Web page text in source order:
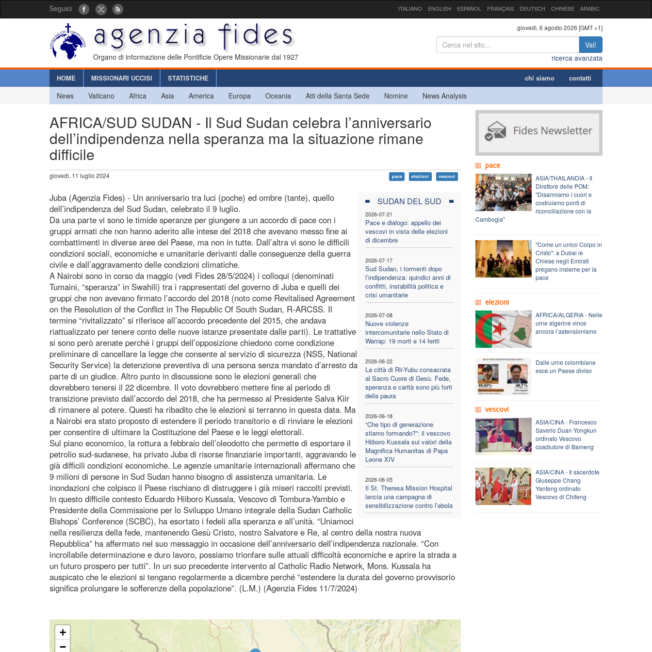
Seguici ITALIANO ENGLISH ESPAÑOL FRANÇAIS DEUTSCH CHINESE ARABIC
Organo di informazione delle Pontificie Opere Missionarie dal 1927
giovedì, 6 agosto 2026 [GMT +1]
Vai!
ricerca avanzata
HOME MISSIONARI UCCISI STATISTICHE chi siamo contatti
News Vaticano Africa Asia America Europa Oceania Atti della Santa Sede Nomine News Analysis
AFRICA/SUD SUDAN - Il Sud Sudan celebra l’anniversario
dell’indipendenza nella speranza ma la situazione rimane
difficile
giovedì, 11 luglio 2024 pace elezioni vescovi
SUDAN DEL SUD
2026-07-21
Pace e dialogo: appello dei
vescovi in vista delle elezioni
di dicembre
2026-07-17
Sud Sudan, i tormenti dopo
l’indipendenza: quindici anni di
conflitti, instabilità politica e
crisi umanitarie
2026-07-08
Nuove violenze
intercomunitarie nello Stato di
Warrap: 19 morti e 14 feriti
2026-06-22
La città di Rii-Yubu consacrata
al Sacro Cuore di Gesù. Fede,
speranza e carità sono più forti
della paura
2026-06-18
“Che tipo di generazione
stiamo formando?”: il vescovo
Hiiboro Kussala sui valori della
Magnifica Humanitas di Papa
Leone XIV
2026-06-05
Il St. Theresa Mission Hospital
lancia una campagna di
sensibilizzazione contro l’ebola
Juba (Agenzia Fides) - Un anniversario tra luci (poche) ed ombre (tante), quello
dell’indipendenza del Sud Sudan, celebrato il 9 luglio.
Da una parte vi sono le timide speranze per giungere a un accordo di pace con i
gruppi armati che non hanno aderito alle intese del 2018 che avevano messo fine ai
combattimenti in diverse aree del Paese, ma non in tutte. Dall’altra vi sono le difficili
condizioni sociali, economiche e umanitarie derivanti dalle conseguenze della guerra
civile e dall’aggravamento delle condizioni climatiche.
A Nairobi sono in corso da maggio (vedi Fides 28/5/2024) i colloqui (denominati
Tumaini, “speranza” in Swahili) tra i rappresentati del governo di Juba e quelli dei
gruppi che non avevano firmato l’accordo del 2018 (noto come Revitalised Agreement
on the Resolution of the Conflict in The Republic Of South Sudan, R-ARCSS. Il
termine “rivitalizzato” si riferisce all’accordo precedente del 2015, che andava
riattualizzato per tenere conto delle nuove istanze presentate dalle parti). Le trattative
si sono però arenate perché i gruppi dell’opposizione chiedono come condizione
preliminare di cancellare la legge che consente al servizio di sicurezza (NSS, National
Security Service) la detenzione preventiva di una persona senza mandato d’arresto da
parte di un giudice. Altro punto in discussione sono le elezioni generali che
dovrebbero tenersi il 22 dicembre. Il voto dovrebbero mettere fine al periodo di
transizione previsto dall’accordo del 2018, che ha permesso al Presidente Salva Kiir
di rimanere al potere. Questi ha ribadito che le elezioni si terranno in questa data. Ma
a Nairobi era stato proposto di estendere il periodo transitorio e di rinviare le elezioni
per consentire di ultimare la Costituzione del Paese e le leggi elettorali.
Sul piano economico, la rottura a febbraio dell’oleodotto che permette di esportare il
petrolio sud-sudanese, ha privato Juba di risorse finanziarie importanti, aggravando le
già difficili condizioni economiche. Le agenzie umanitarie internazionali affermano che
9 milioni di persone in Sud Sudan hanno bisogno di assistenza umanitaria. Le
inondazioni che colpisco il Paese rischiano di distruggere i già miseri raccolti previsti.
In questo difficile contesto Eduardo Hiiboro Kussala, Vescovo di Tombura-Yambio e
Presidente della Commissione per lo Sviluppo Umano integrale della Sudan Catholic
Bishops’ Conference (SCBC), ha esortato i fedeli alla speranza e all’unità. “Uniamoci
nella resilienza della fede, mantenendo Gesù Cristo, nostro Salvatore e Re, al centro della nostra nuova
Repubblica” ha affermato nel suo messaggio in occasione dell’anniversario dell’indipendenza nazionale. “Con
incrollabile determinazione e duro lavoro, possiamo trionfare sulle attuali difficoltà economiche e aprire la strada a
un futuro prospero per tutti”. In un suo precedente intervento al Catholic Radio Network, Mons. Kussala ha
auspicato che le elezioni si tengano regolarmente a dicembre perché “estendere la durata del governo provvisorio
significa prolungare le sofferenze della popolazione”. (L.M.) (Agenzia Fides 11/7/2024)
+
−
pace
ASIA/THAILANDIA - Il
Direttore delle POM:
"Disarmiamo i cuori e
costruiamo ponti di
riconciliazione con la
Cambogia"
"Come un unico Corpo in
Cristo": a Dubai le
Chiese negli Emirati
pregano insieme per la
pace
elezioni
AFRICA/ALGERIA - Nelle
urne algerine vince
ancora l’astensionismo
Dalle urne colombiane
esce un Paese diviso
vescovi
ASIA/CINA - Francesco
Saverio Duan Yongkun
ordinato Vescovo
coadiutore di Bameng
ASIA/CINA - Il sacerdote
Giuseppe Chang
Yanfeng ordinato
Vescovo di Chifeng